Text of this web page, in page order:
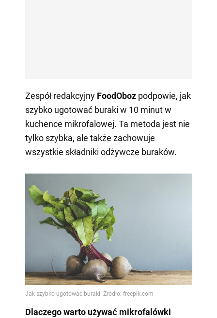
Zespół redakcyjny FoodOboz podpowie, jak
szybko ugotować buraki w 10 minut w
kuchence mikrofalowej. Ta metoda jest nie
tylko szybka, ale także zachowuje
wszystkie składniki odżywcze buraków.
Dlaczego warto używać mikrofalówki